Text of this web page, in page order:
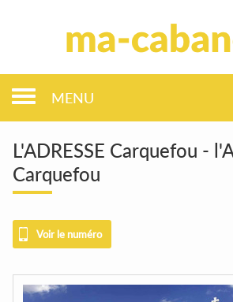
MENU
L'ADRESSE Carquefou -
Carquefou
Voir le numéro